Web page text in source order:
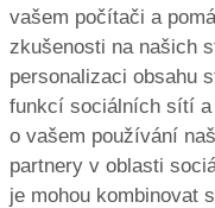
vašem počítači a
zkušenosti na našich
personalizaci obsahu
funkcí sociálních sítí
o vašem používání
partnery v oblasti
je mohou kombinovat